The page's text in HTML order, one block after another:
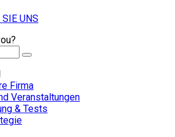
SIE UNS
Firma
Veranstaltungen
& Tests